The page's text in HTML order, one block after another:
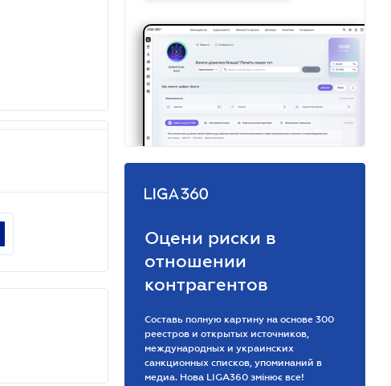
Оцени риски в
отношении
контрагентов
Составь полную картину на основе 300
реестров и открытых источников,
международных и украинских
санкционных списков, упоминаний в
медиа. Нова LIGA360 змінює все!